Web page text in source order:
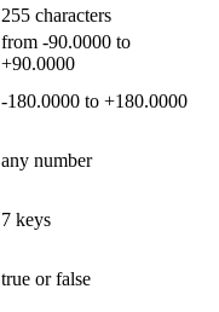
255 characters
from -90.0000 to
+90.0000
-180.0000 to +180.0000
any number
7 keys
true or false